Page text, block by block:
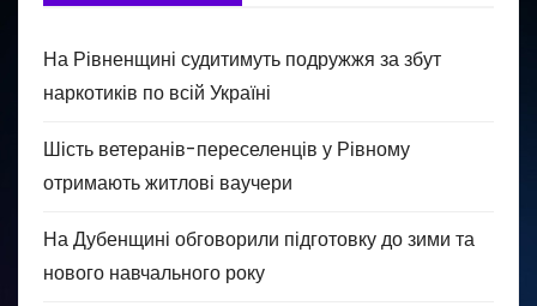
На Рівненщині судитимуть подружжя за збут
наркотиків по всій Україні
Шість ветеранів-переселенців у Рівному
отримають житлові ваучери
На Дубенщині обговорили підготовку до зими та
нового навчального року